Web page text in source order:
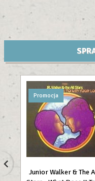
Promocja
Junior Walker & The